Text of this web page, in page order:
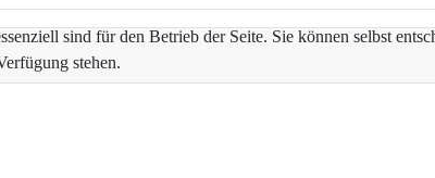
sind für den Betrieb der Seite. Sie können selbst
stehen.